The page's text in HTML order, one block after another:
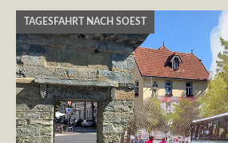
TAGESFAHRT NACH SOEST